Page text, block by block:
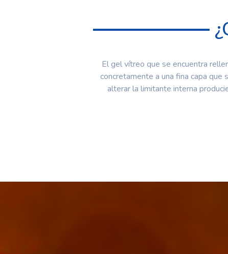
El gel vítreo que se encuentra
concretamente a una fina capa
alterar la limitante interna